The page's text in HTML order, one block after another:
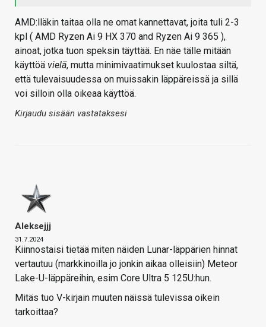
AMD:lläkin taitaa olla ne omat kannettavat, joita tuli 2-3
kpl ( AMD Ryzen Ai 9 HX 370 and Ryzen Ai 9 365 ),
ainoat, jotka tuon speksin täyttää. En näe tälle mitään
käyttöä vielä, mutta minimivaatimukset kuulostaa siltä,
että tulevaisuudessa on muissakin läppäreissä ja sillä
voi silloin olla oikeaa käyttöä.
Kirjaudu sisään vastataksesi
Aleksejjj
31.7.2024
Kiinnostaisi tietää miten näiden Lunar-läppärien hinnat
vertautuu (markkinoilla jo jonkin aikaa olleisiin) Meteor
Lake-U-läppäreihin, esim Core Ultra 5 125U:hun.
Mitäs tuo V-kirjain muuten näissä tulevissa oikein
tarkoittaa?